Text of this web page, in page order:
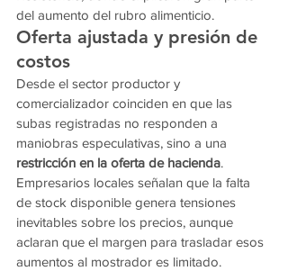
del aumento del rubro alimenticio.
Oferta ajustada y presión de
costos
Desde el sector productor y
comercializador coinciden en que las
subas registradas no responden a
maniobras especulativas, sino a una
restricción en la oferta de hacienda.
Empresarios locales señalan que la falta
de stock disponible genera tensiones
inevitables sobre los precios, aunque
aclaran que el margen para trasladar esos
aumentos al mostrador es limitado.